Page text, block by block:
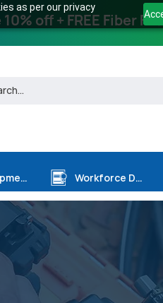
as per our privacy
off + FREE Fiber
Tooling & Equipment Workforce Dev.